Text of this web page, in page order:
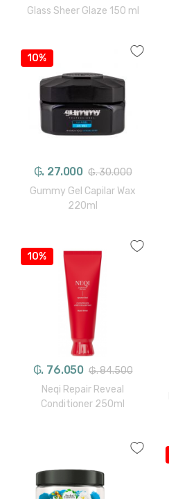
Glass Sheer Glaze 150 ml
10%
₲. 27.000 ₲. 30.000
Gummy Gel Capilar Wax
220ml
10%
₲. 76.050 ₲. 84.500
Neqi Repair Reveal
Conditioner 250ml